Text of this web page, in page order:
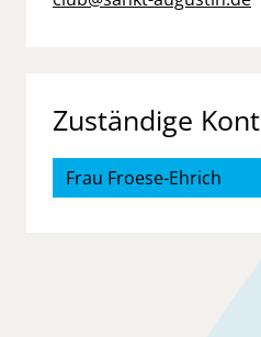
Zuständige
Frau Froese-Ehrich